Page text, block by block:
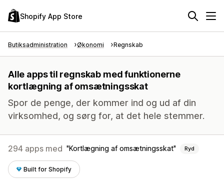
Shopify App Store
Butiksadministration Økonomi Regnskab
Alle apps til regnskab med funktionerne
kortlægning af omsætningsskat
Spor de penge, der kommer ind og ud af din
virksomhed, og sørg for, at det hele stemmer.
294 apps med Kortlægning af omsætningsskat Ryd
Built for Shopify